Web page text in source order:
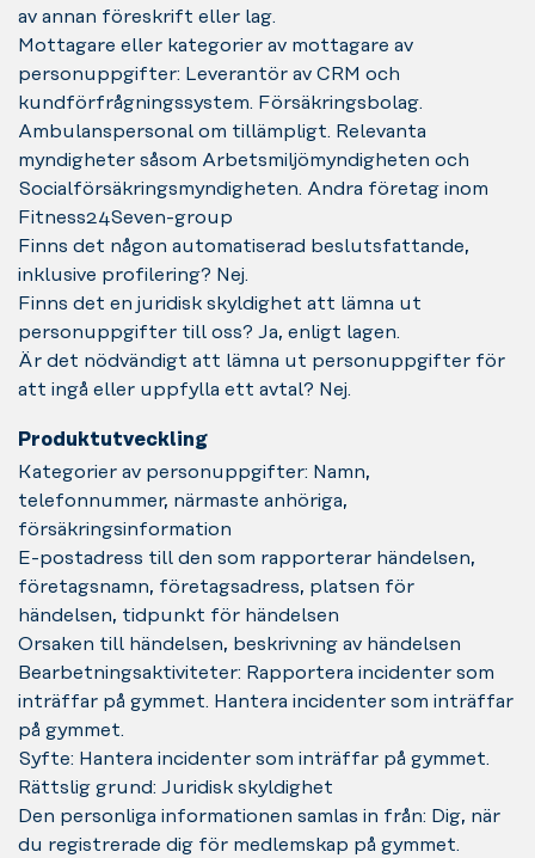
av annan föreskrift eller lag.
Mottagare eller kategorier av mottagare av
personuppgifter: Leverantör av CRM och
kundförfrågningssystem. Försäkringsbolag.
Ambulanspersonal om tillämpligt. Relevanta
myndigheter såsom Arbetsmiljömyndigheten och
Socialförsäkringsmyndigheten. Andra företag inom
Fitness24Seven-group
Finns det någon automatiserad beslutsfattande,
inklusive profilering? Nej.
Finns det en juridisk skyldighet att lämna ut
personuppgifter till oss? Ja, enligt lagen.
Är det nödvändigt att lämna ut personuppgifter för
att ingå eller uppfylla ett avtal? Nej.
Produktutveckling
Kategorier av personuppgifter: Namn,
telefonnummer, närmaste anhöriga,
försäkringsinformation
E-postadress till den som rapporterar händelsen,
företagsnamn, företagsadress, platsen för
händelsen, tidpunkt för händelsen
Orsaken till händelsen, beskrivning av händelsen
Bearbetningsaktiviteter: Rapportera incidenter som
inträffar på gymmet. Hantera incidenter som inträffar
på gymmet.
Syfte: Hantera incidenter som inträffar på gymmet.
Rättslig grund: Juridisk skyldighet
Den personliga informationen samlas in från: Dig, när
du registrerade dig för medlemskap på gymmet.